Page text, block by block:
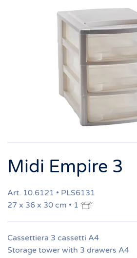
Midi Empire 3
Art. 10.6121 • PLS6131
27 x 36 x 30 cm • 1
Cassettiera 3 cassetti A4
Storage tower with 3 drawers A4